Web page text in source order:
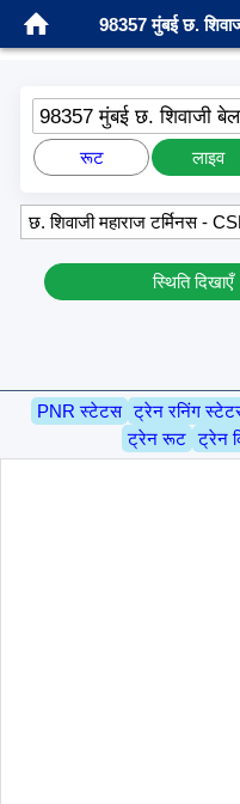
98357 मुंबई छ.
98357 मुंबई छ. शिवाजी
रूट लाइव
स्थिति दिखाएँ
PNR स्टेटस ट्रेन रनिंग
ट्रेन रूट ट्रेन